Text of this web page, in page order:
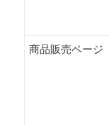
商品販売ページ